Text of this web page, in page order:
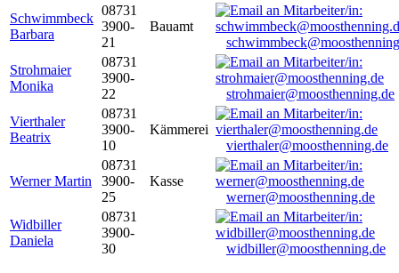
Schwimmbeck
Barbara
08731
3900-
21
Bauamt
Strohmaier
Monika
08731
3900-
22
strohmaier@moosthenning.de
Vierthaler
Beatrix
08731
3900-
10
Kämmerei
vierthaler@moosthenning.de
Werner Martin
08731
3900-
25
Kasse
werner@moosthenning.de
Widbiller
Daniela
08731
3900-
30
widbiller@moosthenning.de